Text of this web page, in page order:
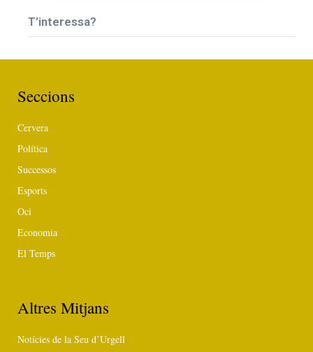
T’interessa?
Seccions
Cervera
Política
Successos
Esports
Oci
Economia
El Temps
Altres Mitjans
Notícies de la Seu d’Urgell